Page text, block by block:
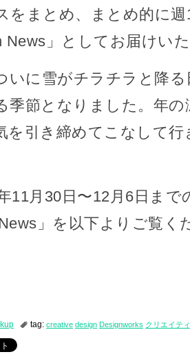
をまとめ、まとめ的に週
News」としてお届けい
いに雪がチラチラと降
季節となりました。年
を引き締めてこなして
11月30日〜12月6日まで
」を以下よりご覧く
tag: creative design Designworks クリエイテ